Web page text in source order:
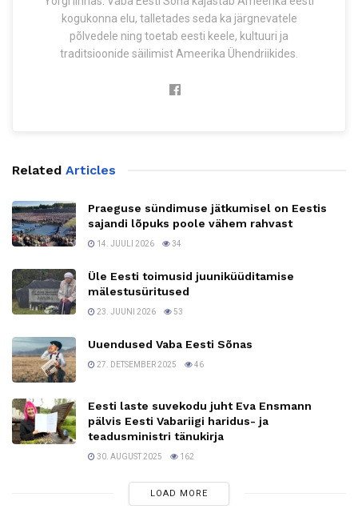
kogukonna elu, talletades seda ka järgnevatele
põlvedele ning toetab eesti keele, kultuuri ja
traditsioonide säilimist Ameerika Ühendriikides.
Related Articles
Praeguse sündimuse jätkumisel on Eestis
sajandi lõpuks poole vähem rahvast
14. JUULI 2026 34
Üle Eesti toimusid juuniküüditamise
mälestusüritused
23. JUUNI 2026 53
Uuendused Vaba Eesti Sõnas
27. DETSEMBER 2025 46
Eesti laste suvekodu juht Eva Ensmann
pälvis Eesti Vabariigi haridus- ja
teadusministri tänukirja
30. AUGUST 2025 162
LOAD MORE